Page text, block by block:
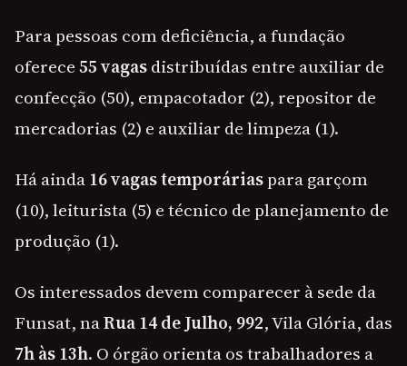
Para pessoas com deficiência, a fundação
oferece55 vagasdistribuídas entre auxiliar de
confecção (50), empacotador (2), repositor de
mercadorias (2) e auxiliar de limpeza (1).
Há ainda16 vagas temporáriaspara garçom
(10), leiturista (5) e técnico de planejamento de
produção (1).
Os interessados devem comparecer à sede da
Funsat, naRua 14 de Julho, 992, Vila Glória, das
7h às 13h. O órgão orienta os trabalhadores a